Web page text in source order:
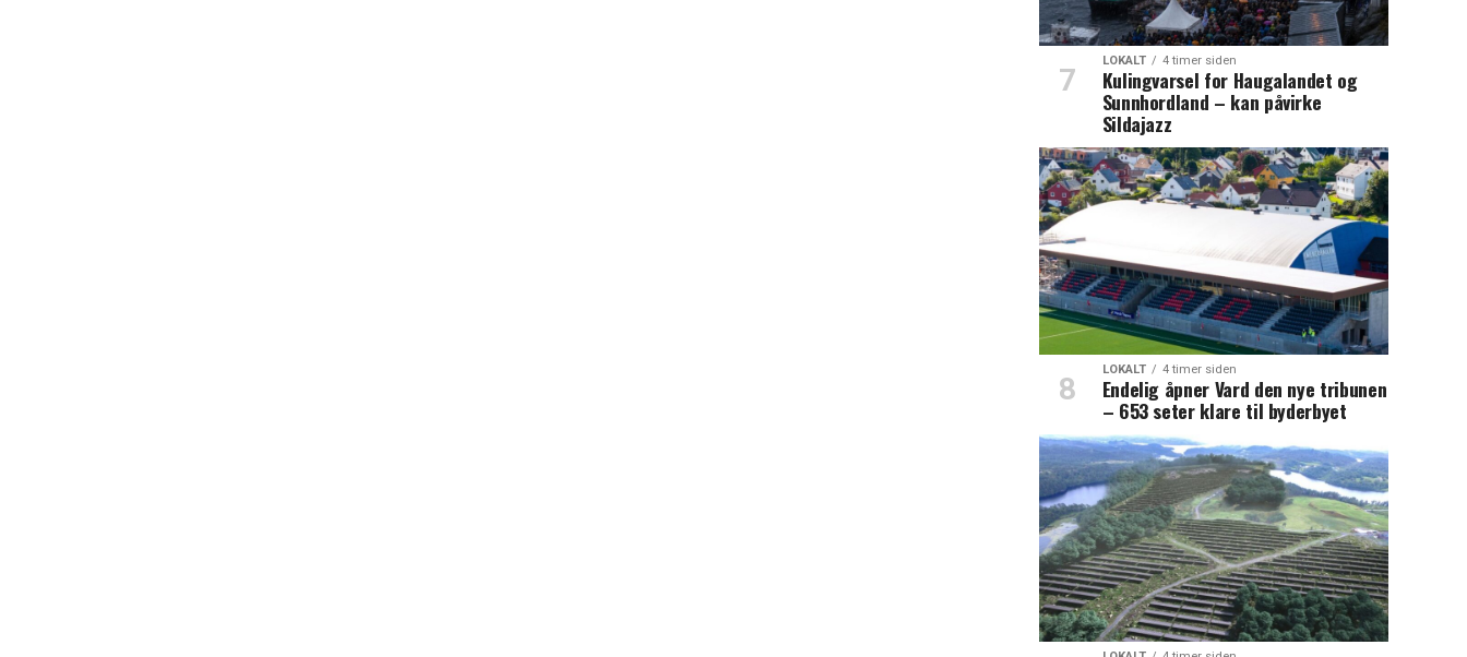
LOKALT 4 timer siden
Kulingvarsel for Haugalandet og
Sunnhordland – kan påvirke
Sildajazz
LOKALT 4 timer siden
Endelig åpner Vard den nye tribunen
– 653 seter klare til byderbyet